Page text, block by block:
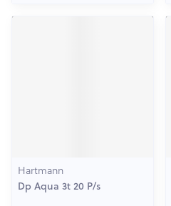
Hartmann
Dp Aqua 3t 20 P/s